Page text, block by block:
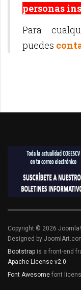
personas
Para
puedes
Copyright © 2026
Designed by
Bootstrap is a front-end
Apache License v2.0.
Font Awesome font